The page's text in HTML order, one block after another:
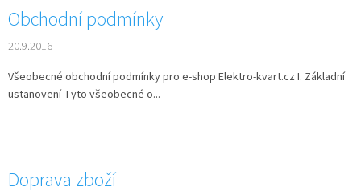
Obchodní podmínky
20.9.2016
Všeobecné obchodní podmínky pro e-shop Elektro-kvart.cz I. Základní
ustanovení Tyto všeobecné o...
Doprava zboží